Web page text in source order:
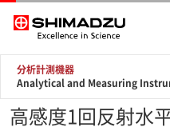
分析計測機器
Analytical and Measuring
高感度1回反射水